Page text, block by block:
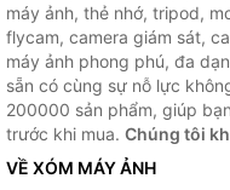
máy ảnh, thẻ nhớ, tripod,
flycam, camera giám sát,
máy ảnh phong phú, đa
sẵn có cùng sự nỗ lực
200000 sản phẩm, giúp
trước khi mua. Chúng tôi
VỀ XÓM MÁY ẢNH